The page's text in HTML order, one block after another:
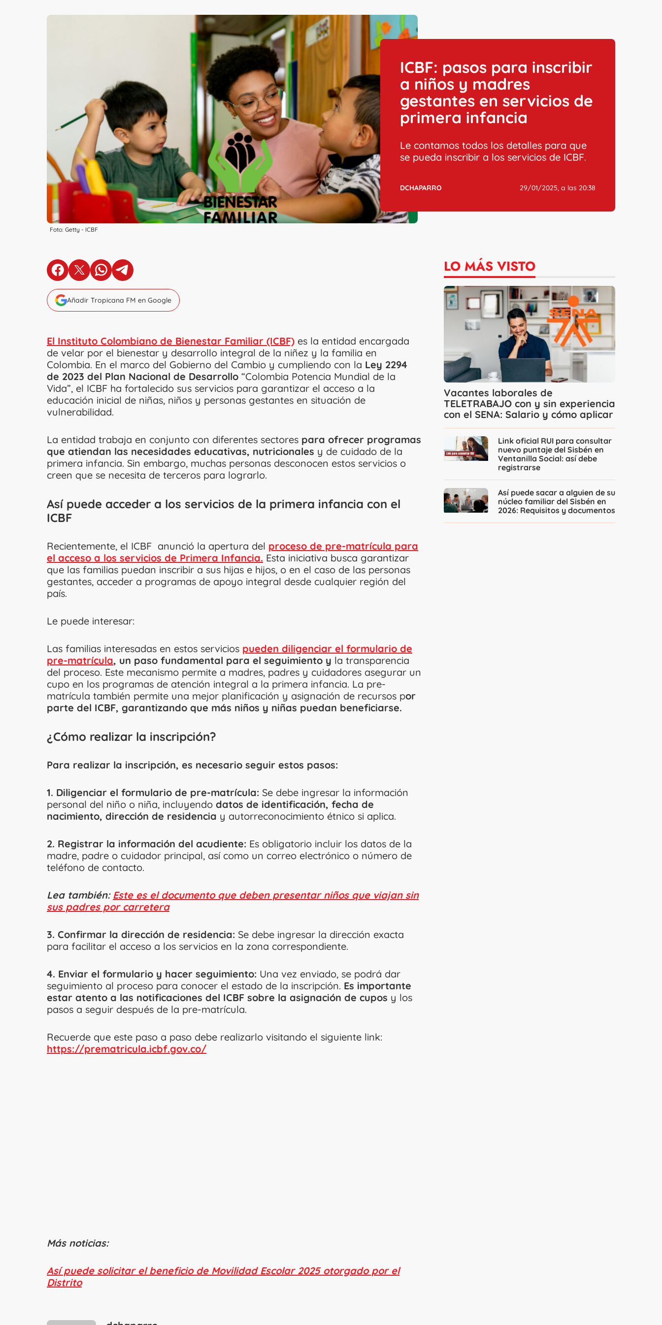
Foto: Getty - ICBF
ICBF: pasos para inscribir
a niños y madres
gestantes en servicios de
primera infancia
Le contamos todos los detalles para que
se pueda inscribir a los servicios de ICBF.
DCHAPARRO 29/01/2025, a las 20:38
en Facebook
en X en Whatsapp
en Telegram
Añadir Tropicana FM en Google
El Instituto Colombiano de Bienestar Familiar (ICBF) es la entidad encargada
de velar por el bienestar y desarrollo integral de la niñez y la familia en
Colombia. En el marco del Gobierno del Cambio y cumpliendo con la Ley 2294
de 2023 del Plan Nacional de Desarrollo “Colombia Potencia Mundial de la
Vida”, el ICBF ha fortalecido sus servicios para garantizar el acceso a la
educación inicial de niñas, niños y personas gestantes en situación de
vulnerabilidad.
La entidad trabaja en conjunto con diferentes sectores para ofrecer programas
que atiendan las necesidades educativas, nutricionales y de cuidado de la
primera infancia. Sin embargo, muchas personas desconocen estos servicios o
creen que se necesita de terceros para lograrlo.
Así puede acceder a los servicios de la primera infancia con el
ICBF
Recientemente, el ICBF anunció la apertura del proceso de pre-matrícula para
el acceso a los servicios de Primera Infancia. Esta iniciativa busca garantizar
que las familias puedan inscribir a sus hijas e hijos, o en el caso de las personas
gestantes, acceder a programas de apoyo integral desde cualquier región del
país.
Le puede interesar:
Las familias interesadas en estos servicios pueden diligenciar el formulario de
pre-matrícula, un paso fundamental para el seguimiento y la transparencia
del proceso. Este mecanismo permite a madres, padres y cuidadores asegurar un
cupo en los programas de atención integral a la primera infancia. La pre-
matrícula también permite una mejor planificación y asignación de recursos por
parte del ICBF, garantizando que más niños y niñas puedan beneficiarse.
¿Cómo realizar la inscripción?
Para realizar la inscripción, es necesario seguir estos pasos:
1. Diligenciar el formulario de pre-matrícula: Se debe ingresar la información
personal del niño o niña, incluyendo datos de identificación, fecha de
nacimiento, dirección de residencia y autorreconocimiento étnico si aplica.
2. Registrar la información del acudiente: Es obligatorio incluir los datos de la
madre, padre o cuidador principal, así como un correo electrónico o número de
teléfono de contacto.
Lea también: Este es el documento que deben presentar niños que viajan sin
sus padres por carretera
3. Confirmar la dirección de residencia: Se debe ingresar la dirección exacta
para facilitar el acceso a los servicios en la zona correspondiente.
4. Enviar el formulario y hacer seguimiento: Una vez enviado, se podrá dar
seguimiento al proceso para conocer el estado de la inscripción. Es importante
estar atento a las notificaciones del ICBF sobre la asignación de cupos y los
pasos a seguir después de la pre-matrícula.
Recuerde que este paso a paso debe realizarlo visitando el siguiente link:
https://prematricula.icbf.gov.co/
Más noticias:
Así puede solicitar el beneficio de Movilidad Escolar 2025 otorgado por el
Distrito
LO MÁS VISTO
Vacantes laborales de
TELETRABAJO con y sin experiencia
con el SENA: Salario y cómo aplicar
Link oficial RUI para consultar
nuevo puntaje del Sisbén en
Ventanilla Social: así debe
registrarse
Así puede sacar a alguien de su
núcleo familiar del Sisbén en
2026: Requisitos y documentos